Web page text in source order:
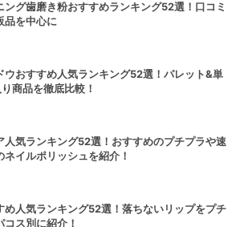
ング歯磨き粉おすすめランキング52選！口コミ
品を中心に
ウおすすめ人気ランキング52選！パレット&単
商品を徹底比較！
人気ランキング52選！おすすめのプチプラや速
ネイルポリッシュを紹介！
め人気ランキング52選！落ちないリップをプチ
コス別に紹介！